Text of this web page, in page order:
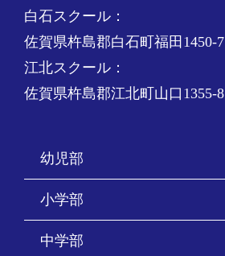
白石スクール：
佐賀県杵島郡白石町福田1450-7
江北スクール：
佐賀県杵島郡江北町山口1355-8
幼児部
小学部
中学部